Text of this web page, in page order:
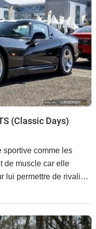
(Classic Days)
sportive comme les
de muscle car elle
lui permettre de rivaliser